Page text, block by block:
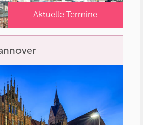
Aktuelle Termine